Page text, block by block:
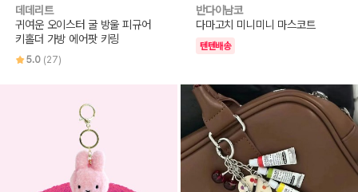
데데리트
귀여운 오이스터 굴 방울 피규어
키홀더 가방 에어팟 키링
5.0 (27)
반다이남코
다마고치 미니미니 마스코트
텐텐배송